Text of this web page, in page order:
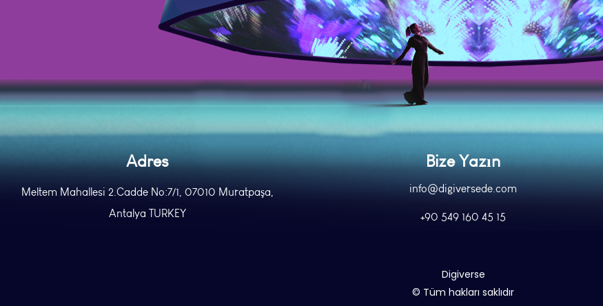
Adres
Meltem Mahallesi 2.Cadde No:7/1, 07010 Muratpaşa,
Antalya TURKEY
Bize Yazın
info@digiversede.com
+90 549 160 45 15
Digiverse
© Tüm hakları saklıdır